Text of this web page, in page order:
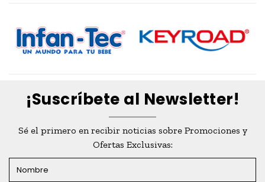
¡Suscríbete al Newsletter!
Sé el primero en recibir noticias sobre Promociones y
Ofertas Exclusivas: